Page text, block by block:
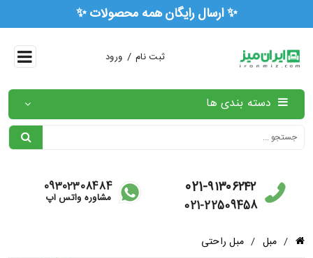
✨ ارسال رایگان همه
ثبت نام / ورود
دسته بندی ها
021-۹۱۳۰۶۲۴۲
021-22509458
09302308484
مشاوره واتس آپ
/ مبل / مبل راحتی